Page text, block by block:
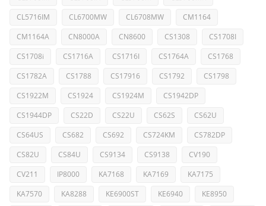
CL5716IM
CL6700MW CL6708MW
CM1164
CM1164A
CN8000A CN8600 CS1308
CS1708I
CS1708i
CS1716A CS1716I CS1764A
CS1768
CS1782A
CS1788 CS17916 CS1792
CS1798
CS1922M
CS1924 CS1924M
CS1942DP
CS1944DP
CS22D CS22U CS62S
CS62U
CS64US
CS682 CS692 CS724KM
CS782DP
CS82U
CS84U CS9134 CS9138
CV190
CV211
IP8000 KA7168 KA7169
KA7175
KA7570
KA8288 KE6900ST KE6940
KE8950